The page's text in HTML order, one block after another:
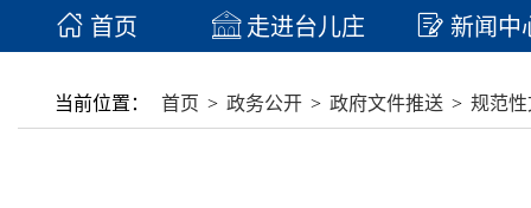
首页 走进台儿庄 新闻中
当前位置： 首页 > 政务公开 > 政府文件推送 > 规范